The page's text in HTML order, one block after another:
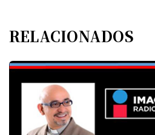
RELACIONADOS